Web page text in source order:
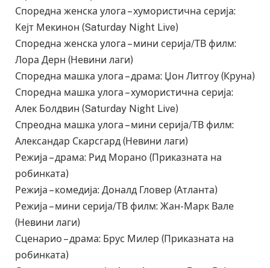
Споредна женска улога – хумористична серија:
Кејт Мекинон (Saturday Night Live)
Споредна женска улога – мини серија/ТВ филм:
Лора Дерн (Невини лаги)
Споредна машка улога – драма: Џон Литгоу (Круна)
Споредна машка улога – хумористична серија:
Алек Болдвин (Saturday Night Live)
Спреодна машка улога – мини серија/ТВ филм:
Александар Скарсгард (Невини лаги)
Режија – драма: Рид Морано (Приказната на
робинката)
Режија – комедија: Доналд Гловер (Атланта)
Режија – мини серија/ТВ филм: Жан-Марк Вале
(Невини лаги)
Сценарио – драма: Брус Милер (Приказната на
робинката)